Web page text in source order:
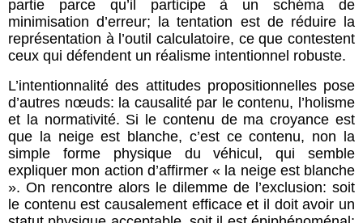
partie parce qu’il participe à un schéma de
minimisation d’erreur; la tentation est de réduire la
représentation à l’outil calculatoire, ce que contestent
ceux qui défendent un réalisme intentionnel robuste.
L’intentionnalité des attitudes propositionnelles pose
d’autres nœuds: la causalité par le contenu, l’holisme
et la normativité. Si le contenu de ma croyance est
que la neige est blanche, c’est ce contenu, non la
simple forme physique du véhicul, qui semble
expliquer mon action d’affirmer « la neige est blanche
». On rencontre alors le dilemme de l’exclusion: soit
le contenu est causalement efficace et il doit avoir un